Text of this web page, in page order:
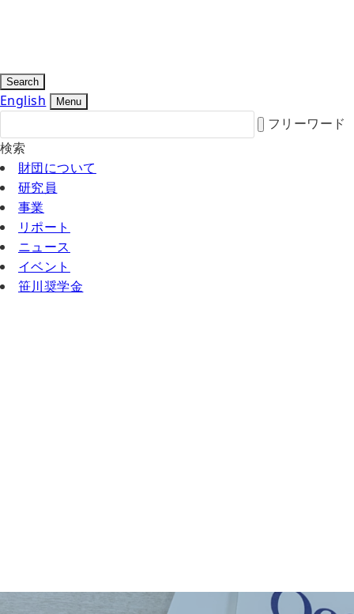
Search
English Menu
フリーワード
検索
財団について
研究員
事業
リポート
ニュース
イベント
笹川奨学金